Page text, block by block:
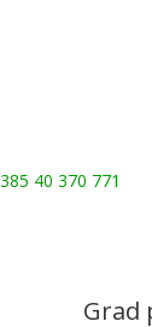
40 370 771
Grad